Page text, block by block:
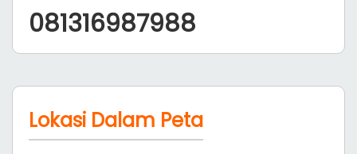
081316987988
Lokasi Dalam Peta